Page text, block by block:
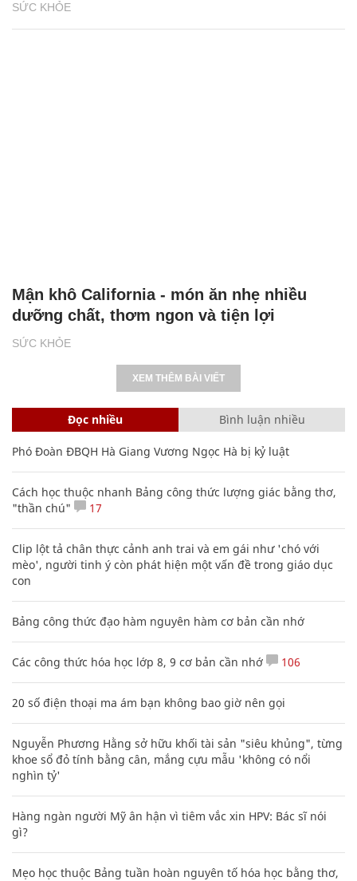
SỨC KHỎE
SỨC KHỎE
Mận khô California - món ăn nhẹ nhiều
dưỡng chất, thơm ngon và tiện lợi
XEM THÊM BÀI VIẾT
Đọc nhiều Bình luận nhiều
Phó Đoàn ĐBQH Hà Giang Vương Ngọc Hà bị kỷ luật
Cách học thuộc nhanh Bảng công thức lượng giác bằng thơ,
"thần chú"
17
Clip lột tả chân thực cảnh anh trai và em gái như 'chó với
mèo', người tinh ý còn phát hiện một vấn đề trong giáo dục
con
Bảng công thức đạo hàm nguyên hàm cơ bản cần nhớ
Các công thức hóa học lớp 8, 9 cơ bản cần nhớ 106
20 số điện thoại ma ám bạn không bao giờ nên gọi
Nguyễn Phương Hằng sở hữu khối tài sản "siêu khủng", từng
khoe sổ đỏ tính bằng cân, mắng cựu mẫu 'không có nổi
nghìn tỷ'
Hàng ngàn người Mỹ ân hận vì tiêm vắc xin HPV: Bác sĩ nói
gì?
Mẹo học thuộc Bảng tuần hoàn nguyên tố hóa học bằng thơ,